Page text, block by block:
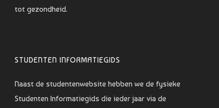
tot gezondheid.
STUDENTEN INFORMATIEGIDS
Naast de studentenwebsite hebben we de fysieke
Studenten Informatiegids die ieder jaar via de